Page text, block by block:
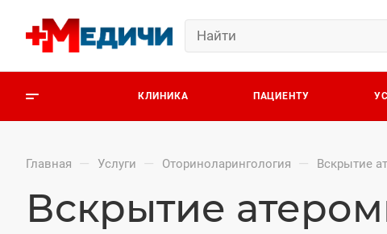
КЛИНИКА ПАЦИЕНТУ
Главная — Услуги — Оториноларингология — Вскрытие
Вскрытие